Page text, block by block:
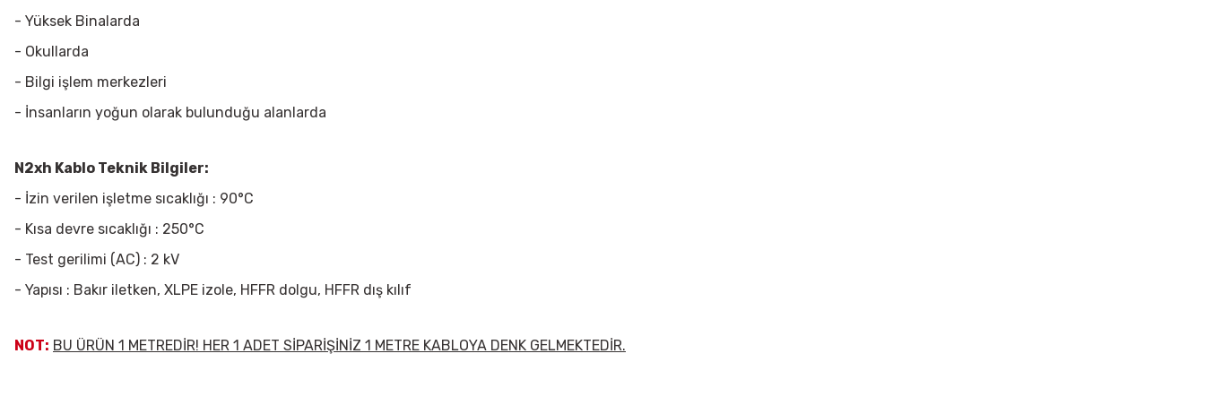
- Yüksek Binalarda
- Okullarda
- Bilgi işlem merkezleri
- İnsanların yoğun olarak bulunduğu alanlarda
N2xh Kablo Teknik Bilgiler:
- İzin verilen işletme sıcaklığı : 90°C
- Kısa devre sıcaklığı : 250°C
- Test gerilimi (AC) : 2 kV
- Yapısı : Bakır iletken, XLPE izole, HFFR dolgu, HFFR dış kılıf
NOT: BU ÜRÜN 1 METREDİR! HER 1 ADET SİPARİŞİNİZ 1 METRE KABLOYA DENK GELMEKTEDİR.